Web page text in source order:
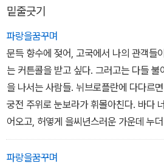
밑줄긋기
파랑을꿈꾸며
문득 향수에 젖어, 고국에서 나의 관객들
는 커튼콜을 받고 싶다. 그러고는 다들
을 나서는 사람들. 뉘브로플란에 다다르
궁전 주위로 눈보라가 휘몰아친다. 바다
어오고, 허옇게 을씨년스러운 가운데 누
외로움에 울부짖는다.
파랑을꿈꾸며